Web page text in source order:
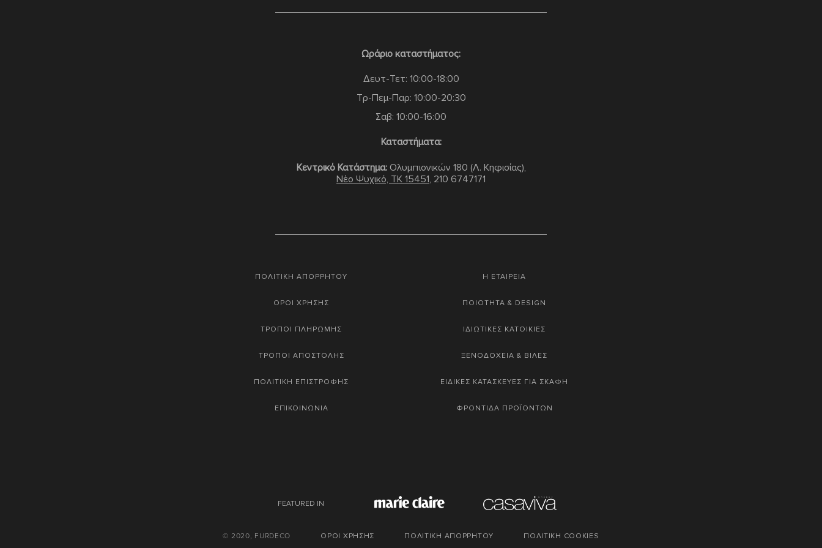
Ωράριο καταστήματος:
Δευτ-Τετ: 10:00-18:00
Τρ-Πεμ-Παρ: 10:00-20:30
Σαβ: 10:00-16:00
Καταστήματα:
Κεντρικό Κατάστημα:Ολυμπιονικών 180 (Λ. Κηφισίας),
Νέο Ψυχικό, TK 15451, 210 6747171
ΠΟΛΙΤΙΚΗ ΑΠΟΡΡΗΤΟΥ
ΟΡΟΙ ΧΡΗΣΗΣ
ΤΡΟΠΟΙ ΠΛΗΡΩΜΗΣ
ΤΡΟΠΟΙ ΑΠΟΣΤΟΛΗΣ
ΠΟΛΙΤΙΚΗ ΕΠΙΣΤΡΟΦΗΣ
ΕΠΙΚΟΙΝΩΝΙΑ
Η ΕΤΑΙΡΕΙΑ
ΠΟΙΟΤΗΤΑ & DESIGN
ΙΔΙΩΤΙΚΕΣ ΚΑΤΟΙΚΙΕΣ
ΞΕΝΟΔΟΧΕΙΑ & ΒΙΛΕΣ
ΕΙΔΙΚΕΣ ΚΑΤΑΣΚΕΥΕΣ ΓΙΑ ΣΚΑΦΗ
ΦΡΟΝΤΙΔΑ ΠΡΟΪΟΝΤΩΝ
FEATURED IN
© 2020, FURDECO ΟΡΟΙ ΧΡΗΣΗΣ ΠΟΛΙΤΙΚΗ ΑΠΟΡΡΗΤΟΥ ΠΟΛΙΤΙΚΗ COOKIES